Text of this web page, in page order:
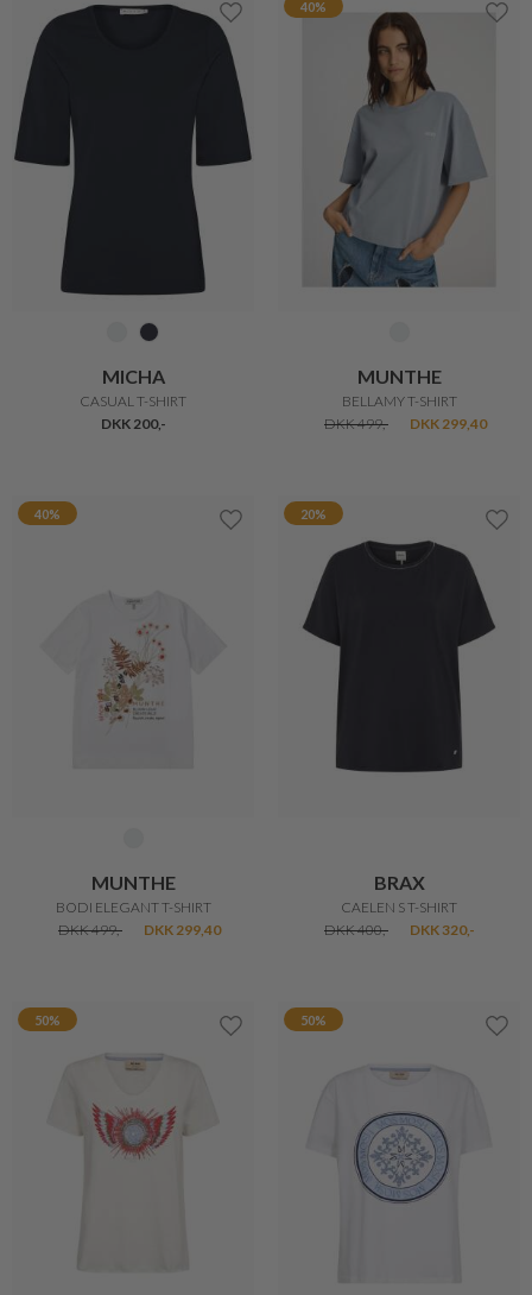
MICHA
BASIC T-SHIRT V-HALS
DKK 200,-
20%
MICHA
FEMININ TOP
DKK 200,-
DKK 160,-
MICHA
CASUAL T-SHIRT
DKK 200,-
40%
MUNTHE
BELLAMY T-SHIRT
DKK 499,-
DKK 299,40
40% 20%